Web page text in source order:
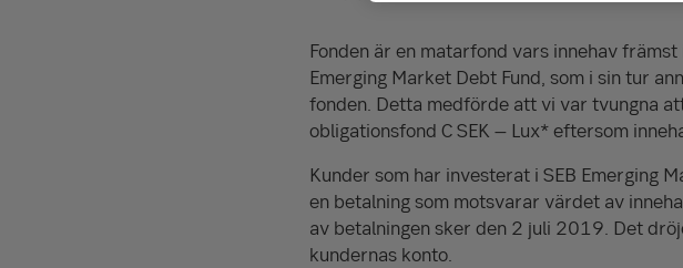
Fonden är en matarfond vars innehav
Emerging Market Debt Fund, som i sin tur
fonden. Detta medförde att vi var tvungna
obligationsfond C SEK – Lux* eftersom
Kunder som har investerat i SEB Emerging
en betalning som motsvarar värdet av
av betalningen sker den 2 juli 2019. Det
kundernas konto.